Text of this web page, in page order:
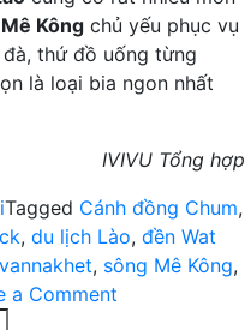
Kông chủ yếu phục vụ
thứ đồ uống từng
là loại bia ngon nhất
IVIVU Tổng hợp
Tagged Cánh đồng Chum,
, du lịch Lào, đền Wat
, sông Mê Kông,
a Comment